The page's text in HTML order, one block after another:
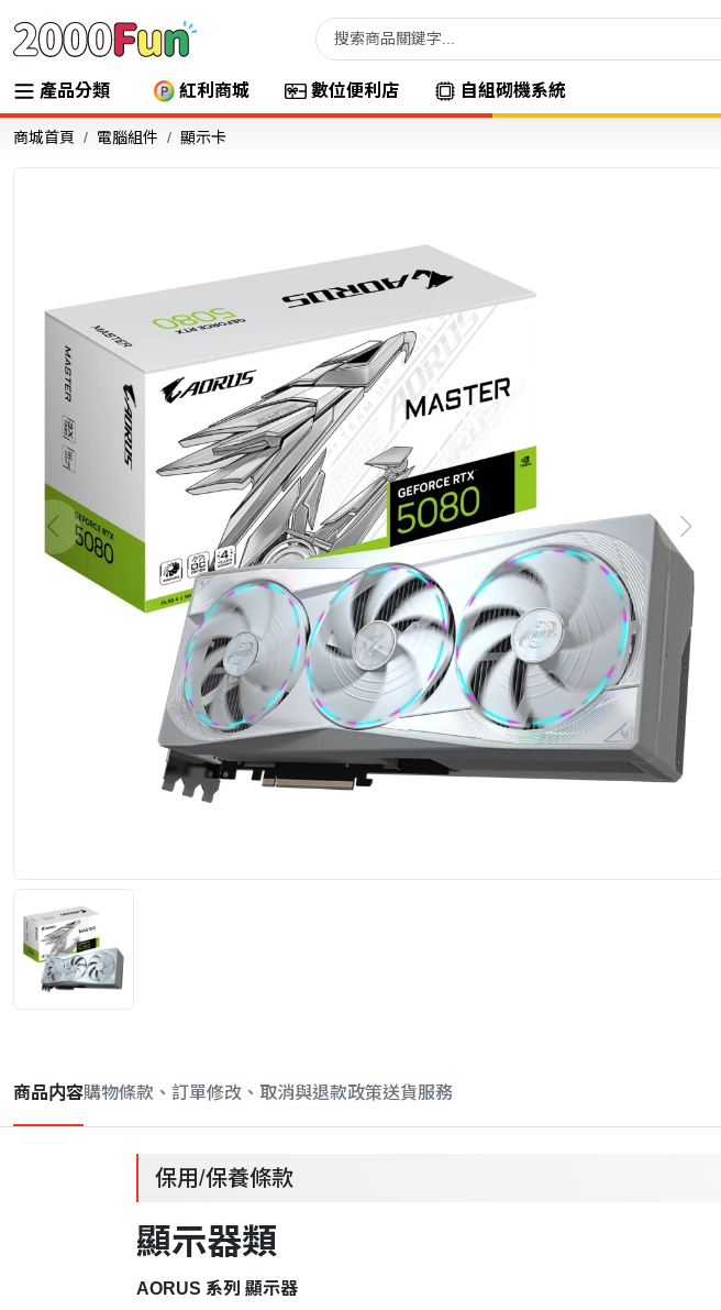
產品分類 紅利商城 數位便利店 自組砌機系統
商城首頁 電腦組件 顯示卡
商品内容購物條款、訂單修改、取消與退款政策送貨服務
保用/保養條款
顯示器類
AORUS 系列 顯示器